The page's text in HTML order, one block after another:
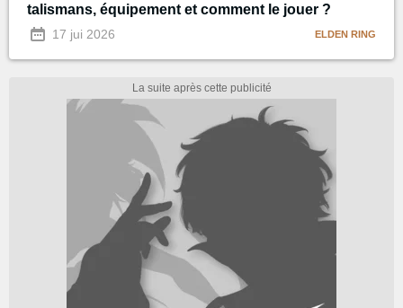
talismans, équipement et comment le jouer ?
17 jui 2026 ELDEN RING